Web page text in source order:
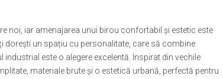
noi, iar amenajarea unui birou confortabil și estetic este
dorești un spațiu cu personalitate, care să combine
este o alegere excelentă. Inspirat din vechile
materiale brute și o estetică urbană, perfectă pentru